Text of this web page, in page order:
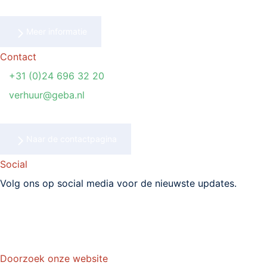
Contact
+31 (0)24 696 32 20
verhuur@geba.nl
Social
Volg ons op social media voor de nieuwste updates.
Doorzoek onze website